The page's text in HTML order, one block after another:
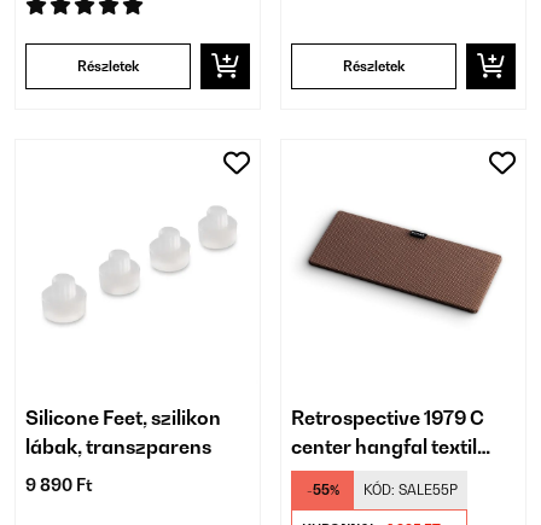
Részletek Részletek
Silicone Feet, szilikon
lábak, transzparens
9 890 Ft
Retrospective 1979 C
center hangfal textil
burkolat, 2 darab, barna
-55% KÓD: SALE55P